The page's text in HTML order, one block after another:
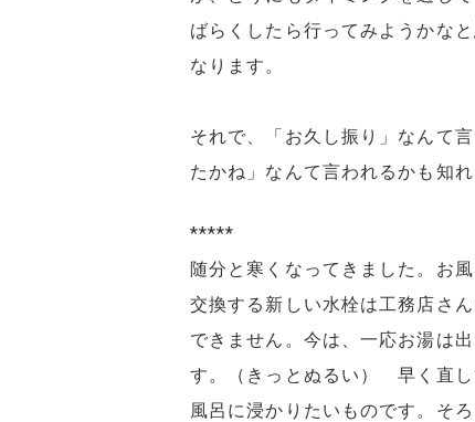
ばらくしたら行ってみようかな
なります。
それで、「お久し振り」なんて
たかね」なんて言われるかも知
*****
随分と寒くなってきました。お
交換する新しい水栓は工務店さ
できません。今は、一応お湯は
す。（きっとぬるい） 早く直し
風呂に浸かりたいものです。そ